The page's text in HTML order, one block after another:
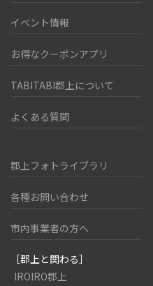
イベント情報
お得なクーポンアプリ
TABITABI郡上について
よくある質問
郡上フォトライブラリ
各種お問い合わせ
市内事業者の方へ
［郡上と関わる］
IROIRO郡上